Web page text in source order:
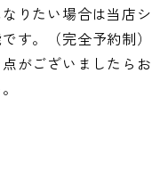
りたい場合は当店
す。（完全予約制）
がございましたら